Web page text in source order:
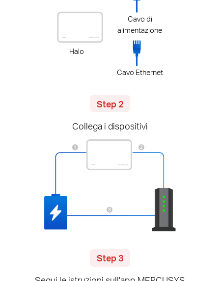
Halo
Cavo di
alimentazione
Cavo Ethernet
Step 2
Collega i dispositivi
Step 3